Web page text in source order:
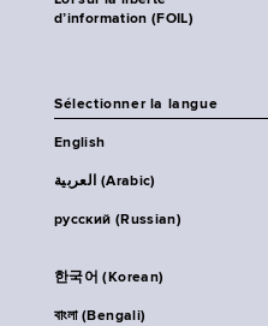
d’information (FOIL)
Sélectionner la langue
English
العربية (Arabic)
русский (Russian)
한국어 (Korean)
বাংলা (Bengali)